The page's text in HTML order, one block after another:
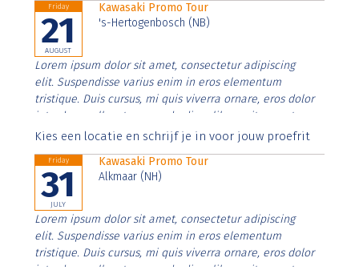
Friday
21
AUGUST
Kawasaki Promo Tour
's-Hertogenbosch (NB)
Lorem ipsum dolor sit amet, consectetur adipiscing
elit. Suspendisse varius enim in eros elementum
tristique. Duis cursus, mi quis viverra ornare, eros dolor
interdum nulla, ut commodo diam libero vitae erat.
Aenean faucibus nibh et justo cursus id rutrum lorem
Kies een locatie en schrijf je in voor jouw proefrit
Friday
31
JULY
Kawasaki Promo Tour
Alkmaar (NH)
Lorem ipsum dolor sit amet, consectetur adipiscing
elit. Suspendisse varius enim in eros elementum
tristique. Duis cursus, mi quis viverra ornare, eros dolor
interdum nulla, ut commodo diam libero vitae erat.